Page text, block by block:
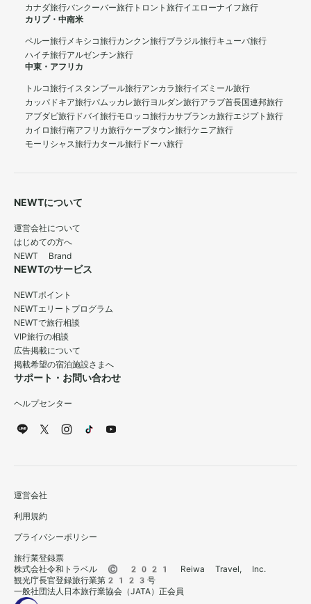
カナダ旅行バンクーバー旅行 トロント旅行イエローナイフ旅行
カリブ・中南米
ペルー旅行メキシコ旅行カンクン旅行ブラジル旅行キューバ旅行
ハイチ旅行アルゼンチン旅行
中東・アフリカ
トルコ旅行イスタンブール旅行アンカラ旅行イズミール旅行
カッパドキア旅行パムッカレ旅行ヨルダン旅行アラブ首長国連邦旅行
アブダビ旅行 ドバイ旅行モロッコ旅行カサブランカ旅行エジプト旅行
カイロ旅行南アフリカ旅行ケープタウン旅行ケニア旅行
モーリシャス旅行カタール旅行 ドーハ旅行
NEWTについて
運営会社について
はじめての方へ
NEWT Brand
NEWTのサービス
NEWTポイント
NEWTエリートプログラム
NEWTで旅行相談
VIP旅行の相談
広告掲載について
掲載希望の宿泊施設さまへ
サポート・お問い合わせ
ヘルプセンター
運営会社
利用規約
プライバシーポリシー
旅行業登録票
株式会社令和トラベル © 2021 Reiwa Travel, Inc.
観光庁長官登録旅行業第2123号
一般社団法人日本旅行業協会（JATA）正会員